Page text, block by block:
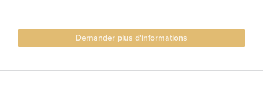
Demander plus d'informations